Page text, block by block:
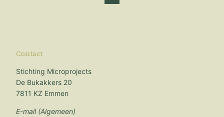
Contact
Stichting Microprojects
De Bukakkers 20
7811 KZ Emmen
E-mail (Algemeen)